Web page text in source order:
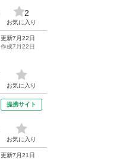
2
お気に入り
更新7月22日
作成7月22日
お気に入り
提携サイト
お気に入り
更新7月21日